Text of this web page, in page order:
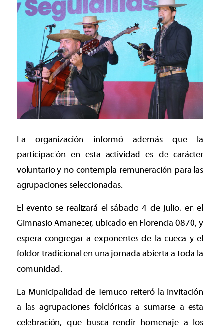
La organización informó además que la
participación en esta actividad es de carácter
voluntario y no contempla remuneración para las
agrupaciones seleccionadas.
El evento se realizará el sábado 4 de julio, en el
Gimnasio Amanecer, ubicado en Florencia 0870, y
espera congregar a exponentes de la cueca y el
folclor tradicional en una jornada abierta a toda la
comunidad.
La Municipalidad de Temuco reiteró la invitación
a las agrupaciones folclóricas a sumarse a esta
celebración, que busca rendir homenaje a los